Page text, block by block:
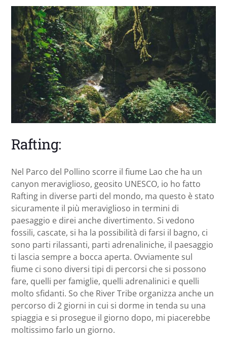
Rafting:
Nel Parco del Pollino scorre il fiume Lao che ha un
canyon meraviglioso, geosito UNESCO, io ho fatto
Rafting in diverse parti del mondo, ma questo è stato
sicuramente il più meraviglioso in termini di
paesaggio e direi anche divertimento. Si vedono
fossili, cascate, si ha la possibilità di farsi il bagno, ci
sono parti rilassanti, parti adrenaliniche, il paesaggio
ti lascia sempre a bocca aperta. Ovviamente sul
fiume ci sono diversi tipi di percorsi che si possono
fare, quelli per famiglie, quelli adrenalinici e quelli
molto sfidanti. So che River Tribe organizza anche un
percorso di 2 giorni in cui si dorme in tenda su una
spiaggia e si prosegue il giorno dopo, mi piacerebbe
moltissimo farlo un giorno.